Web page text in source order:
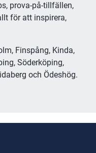
prova-på-tillfällen,
för att inspirera,
Finspång, Kinda,
Söderköping,
och Ödeshög.